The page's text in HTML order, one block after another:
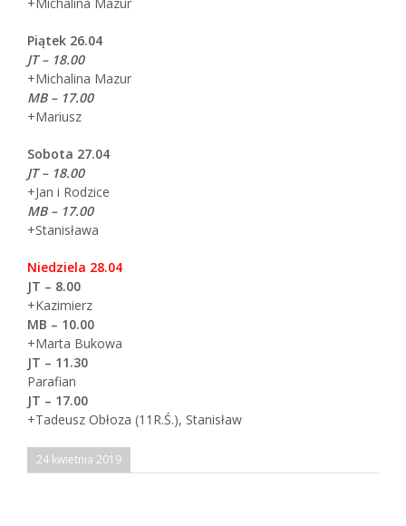
Piątek 26.04
JT – 18.00
+Michalina Mazur
MB – 17.00
+Mariusz
Sobota 27.04
JT – 18.00
+Jan i Rodzice
MB – 17.00
+Stanisława
Niedziela 28.04
JT – 8.00
+Kazimierz
MB – 10.00
+Marta Bukowa
JT – 11.30
Parafian
JT – 17.00
+Tadeusz Obłoza (11R.Ś.), Stanisław
24 kwietnia 2019